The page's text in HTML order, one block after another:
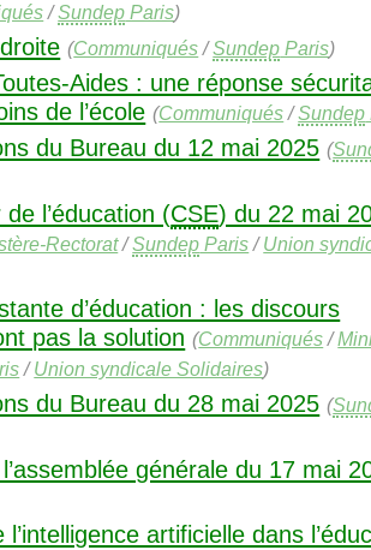
/Sundep Paris)
(Communiqués/Sundep Paris)
Aides : une réponse
de l’école (Communiqués/Sundep
du Bureau du 12 mai 2025 (
l’éducation (CSE) du 22 mai
Rectorat/Sundep Paris/Union
d’éducation : les discours
pas la solution (Communiqués/
/Union syndicale Solidaires)
du Bureau du 28 mai 2025 (
générale du 17 mai
l’intelligence artificielle dans